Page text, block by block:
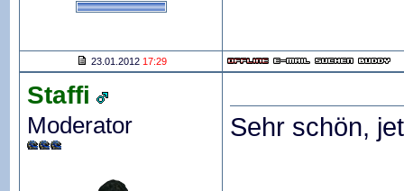
23.01.2012 17:29
Staffi
Moderator Sehr schön,